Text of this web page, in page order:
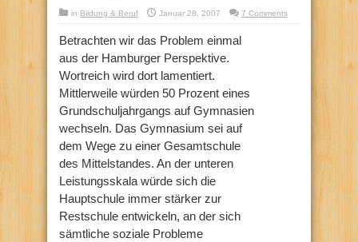
in Bildung & Beruf Januar 28, 2007 7 Comments
Betrachten wir das Problem einmal
aus der Hamburger Perspektive.
Wortreich wird dort lamentiert.
Mittlerweile würden 50 Prozent eines
Grundschuljahrgangs auf Gymnasien
wechseln. Das Gymnasium sei auf
dem Wege zu einer Gesamtschule
des Mittelstandes. An der unteren
Leistungsskala würde sich die
Hauptschule immer stärker zur
Restschule entwickeln, an der sich
sämtliche soziale Probleme